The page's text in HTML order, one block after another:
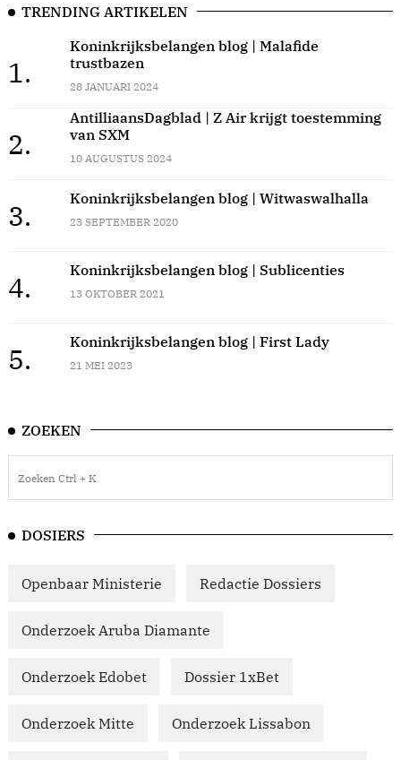
TRENDING ARTIKELEN
1.
Koninkrijksbelangen blog | Malafide
trustbazen
28 JANUARI 2024
2.
AntilliaansDagblad | Z Air krijgt toestemming
van SXM
10 AUGUSTUS 2024
3.
Koninkrijksbelangen blog | Witwaswalhalla
23 SEPTEMBER 2020
4.
Koninkrijksbelangen blog | Sublicenties
13 OKTOBER 2021
5.
Koninkrijksbelangen blog | First Lady
21 MEI 2023
ZOEKEN
DOSIERS
Openbaar Ministerie Redactie Dossiers
Onderzoek Aruba Diamante
Onderzoek Edobet Dossier 1xBet
Onderzoek Mitte Onderzoek Lissabon